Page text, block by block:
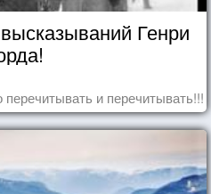
Генри
и перечитывать!!!